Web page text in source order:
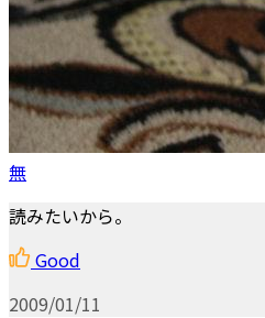
無
読みたいから。
Good
2009/01/11